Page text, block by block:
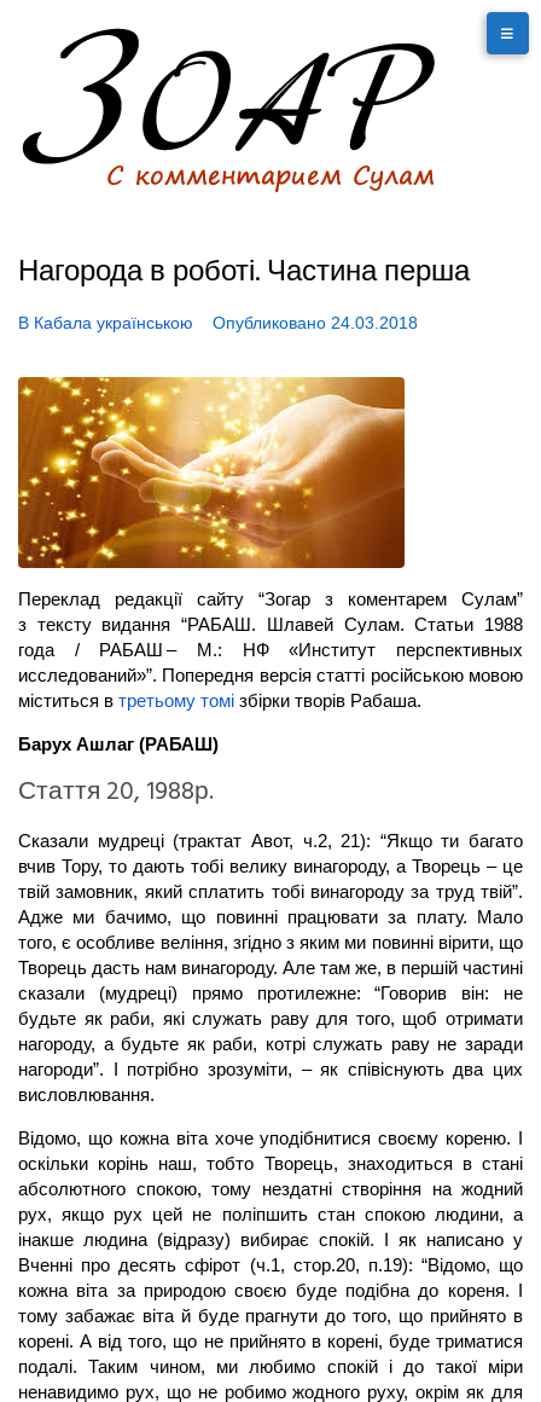
Нагорода в роботі. Частина перша
В Кабала українською Опубликовано 24.03.2018
Переклад редакції сайту “Зогар з коментарем Сулам”
з тексту видання “РАБАШ. Шлавей Сулам. Статьи 1988
года / РАБАШ – М.: НФ «Институт перспективных
исследований»”. Попередня версія статті російською мовою
міститься в третьому томі збірки творів Рабаша.
Барух Ашлаг (РАБАШ)
Стаття 20, 1988р.
Сказали мудреці (трактат Авот, ч.2, 21): “Якщо ти багато
вчив Тору, то дають тобі велику винагороду, а Творець – це
твій замовник, який сплатить тобі винагороду за труд твій”.
Адже ми бачимо, що повинні працювати за плату. Мало
того, є особливе веління, згідно з яким ми повинні вірити, що
Творець дасть нам винагороду. Але там же, в першій частині
сказали (мудреці) прямо протилежне: “Говорив він: не
будьте як раби, які служать раву для того, щоб отримати
нагороду, а будьте як раби, котрі служать раву не заради
нагороди”. І потрібно зрозуміти, – як співіснують два цих
висловлювання.
Відомо, що кожна віта хоче уподібнитися своєму кореню. І
оскільки корінь наш, тобто Творець, знаходиться в стані
абсолютного спокою, тому нездатні створіння на жодний
рух, якщо рух цей не поліпшить стан спокою людини, а
інакше людина (відразу) вибирає спокій. І як написано у
Вченні про десять сфірот (ч.1, стор.20, п.19): “Відомо, що
кожна віта за природою своєю буде подібна до кореня. І
тому забажає віта й буде прагнути до того, що прийнято в
корені. А від того, що не прийнято в корені, буде триматися
подалі. Таким чином, ми любимо спокій і до такої міри
ненавидимо рух, що не робимо жодного руху, окрім як для